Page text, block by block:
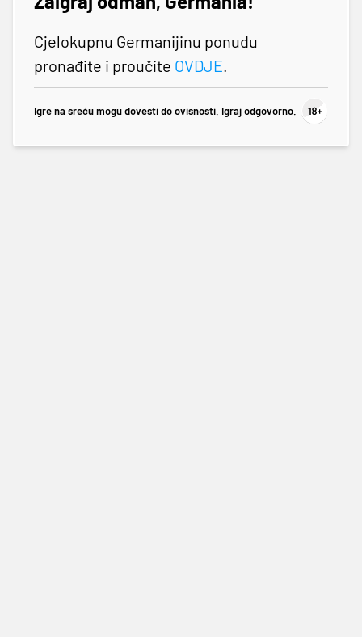
Cjelokupnu Germanijinu ponudu
pronađite i proučite OVDJE.
Igre na sreću mogu dovesti do ovisnosti. Igraj odgovorno.